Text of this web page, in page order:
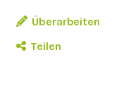
Überarbeiten
Teilen